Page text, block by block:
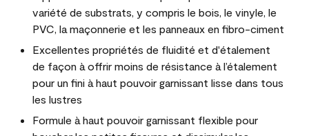
variété de substrats, y compris le bois, le vinyle, le
PVC, la maçonnerie et les panneaux en fibro-ciment
Excellentes propriétés de fluidité et d'étalement
de façon à offrir moins de résistance à l’étalement
pour un fini à haut pouvoir garnissant lisse dans tous
les lustres
Formule à haut pouvoir garnissant flexible pour